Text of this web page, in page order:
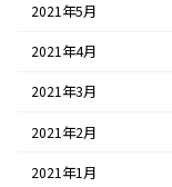
2021年5月
2021年4月
2021年3月
2021年2月
2021年1月